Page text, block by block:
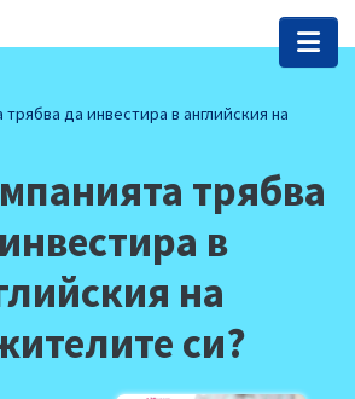
да инвестира в английския на
трябва
в
на
си?